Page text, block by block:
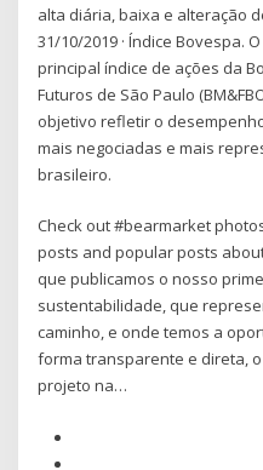
alta diária, baixa e alteração
31/10/2019 · Índice Bovespa.
principal índice de ações da
Futuros de São Paulo
objetivo refletir o
mais negociadas e mais
brasileiro.
Check out #bearmarket
posts and popular posts
que publicamos o nosso
sustentabilidade, que
caminho, e onde temos a
forma transparente e direta,
projeto na…